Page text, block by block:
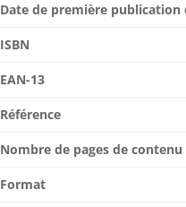
Date de première
ISBN
EAN-13
Référence
Nombre de pages de
Format